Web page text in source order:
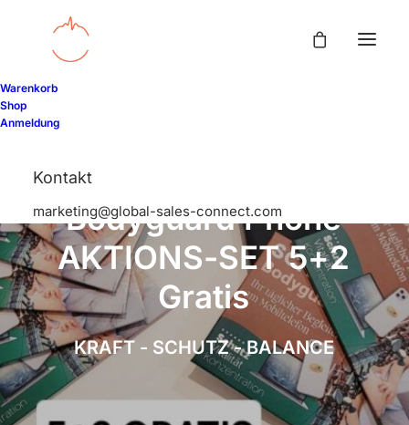
Warenkorb
Shop
Anmeldung
Kontakt
marketing@global-sales-connect.com
Bodyguard Phone
AKTIONS-SET 5+2
Gratis
KRAFT - SCHUTZ - BALANCE